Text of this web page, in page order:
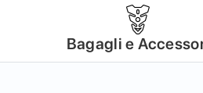
Bagagli e